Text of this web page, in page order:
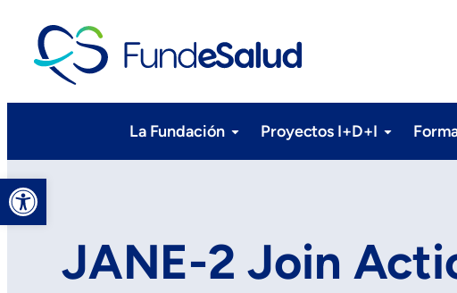
Abrir barra de herramientas
La Fundación Proyectos I+D+I
JANE-2 Join